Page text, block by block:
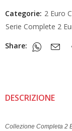
Categorie: 2 Euro
Serie Complete 2
Share:
DESCRIZIONE
Collezione Completa 2